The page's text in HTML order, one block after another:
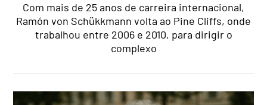
Com mais de 25 anos de carreira internacional,
Ramón von Schükkmann volta ao Pine Cliffs, onde
trabalhou entre 2006 e 2010, para dirigir o
complexo